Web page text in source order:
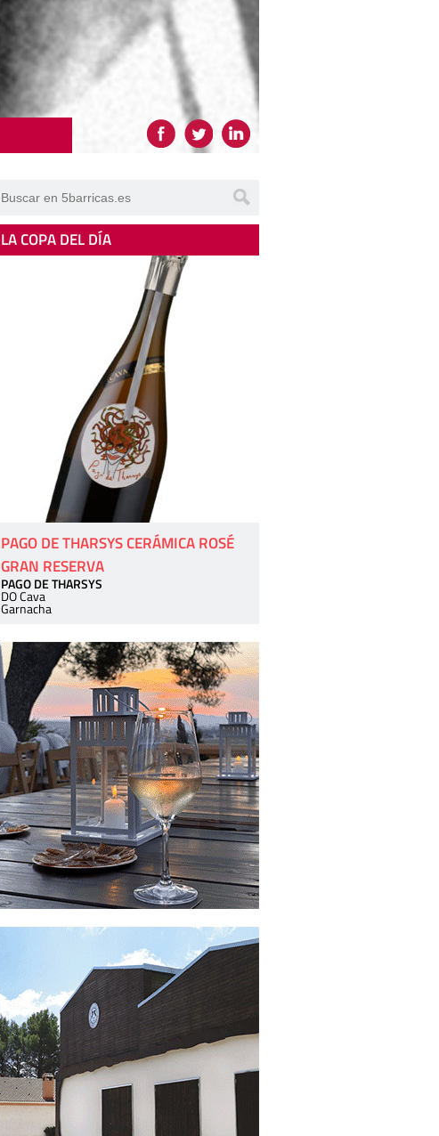
LA COPA DEL DÍA
PAGO DE THARSYS CERÁMICA ROSÉ
GRAN RESERVA
PAGO DE THARSYS
DO Cava
Garnacha